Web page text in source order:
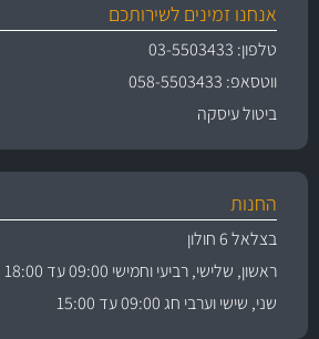
אנחנו זמינים לשירותכם
טלפון: 03-5503433
ווטסאפ: 058-5503433
ביטול עיסקה
החנות
בצלאל 6 חולון
ראשון, שלישי, רביעי וחמישי 09:00 עד 18:00
שני, שישי וערבי חג 09:00 עד 15:00